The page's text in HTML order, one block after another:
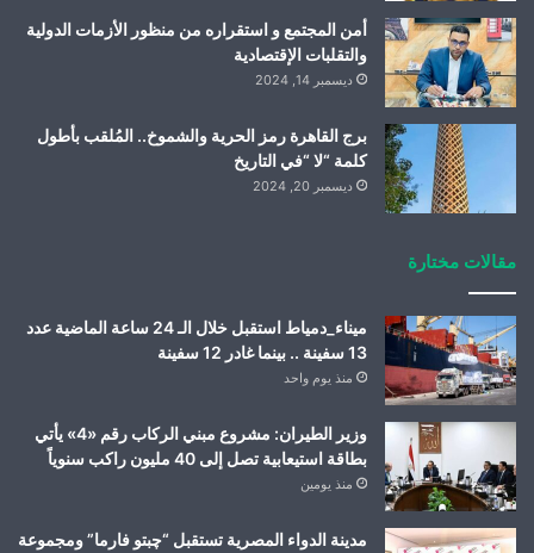
أمن المجتمع و استقراره من منظور الأزمات الدولية
والتقلبات الإقتصادية
ديسمبر 14, 2024
برج القاهرة رمز الحرية والشموخ.. المُلقب بأطول
كلمة “لا “في التاريخ
ديسمبر 20, 2024
مقالات مختارة
ميناء_دمياط استقبل خلال الـ 24 ساعة الماضية عدد
13 سفينة .. بينما غادر 12 سفينة
منذ يوم واحد
وزير الطيران: مشروع مبني الركاب رقم «4» يأتي
بطاقة استيعابية تصل إلى 40 مليون راكب سنوياً
منذ يومين
مدينة الدواء المصرية تستقبل “چبتو فارما” ومجموعة